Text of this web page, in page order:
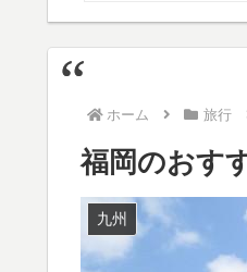
ホーム 旅行
福岡のおす
九州